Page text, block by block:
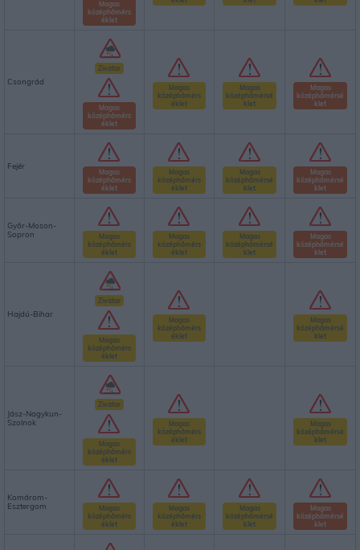
Magas
középhőmérs
éklet
Csongrád
Zivatar
Magas
középhőmérs
éklet
Magas
középhőmérs
éklet
Magas
középhőmérsé
klet
Magas
középhőmérsé
klet
Fejér
Magas
középhőmérs
éklet
Magas
középhőmérs
éklet
Magas
középhőmérsé
klet
Magas
középhőmérsé
klet
Győr-Moson-
Sopron
Magas
középhőmérs
éklet
Magas
középhőmérs
éklet
Magas
középhőmérsé
klet
Magas
középhőmérsé
klet
Hajdú-Bihar
Zivatar
Magas
középhőmérs
éklet
Magas
középhőmérs
éklet
Magas
középhőmérsé
klet
Jász-Nagykun-
Szolnok
Zivatar
Magas
középhőmérs
éklet
Magas
középhőmérs
éklet
Magas
középhőmérsé
klet
Komárom-
Esztergom
Magas
középhőmérs
éklet
Magas
középhőmérs
éklet
Magas
középhőmérsé
klet
Magas
középhőmérsé
klet